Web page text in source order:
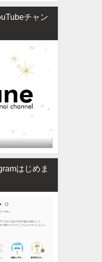
チャン
はじめま